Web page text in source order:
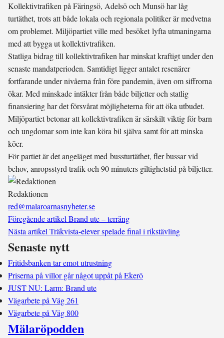
Kollektivtrafiken på Färingsö, Adelsö och Munsö har låg
turtäthet, trots att både lokala och regionala politiker är medvetna
om problemet. Miljöpartiet ville med besöket lyfta utmaningarna
med att bygga ut kollektivtrafiken.
Statliga bidrag till kollektivtrafiken har minskat kraftigt under den
senaste mandatperioden. Samtidigt ligger antalet resenärer
fortfarande under nivåerna från före pandemin, även om siffrorna
ökar. Med minskade intäkter från både biljetter och statlig
finansiering har det försvårat möjligheterna för att öka utbudet.
Miljöpartiet betonar att kollektivtrafiken är särskilt viktig för barn
och ungdomar som inte kan köra bil själva samt för att minska
köer.
För partiet är det angeläget med bussturtäthet, fler bussar vid
behov, anropsstyrd trafik och 90 minuters giltighetstid på biljetter.
Redaktionen
red@malaroarnasnyheter.se
Föregående artikel Brand ute – terräng
Nästa artikel Träkvista-elever spelade final i rikstävling
Senaste nytt
Fritidsbanken tar emot utrustning
Priserna på villor går något uppåt på Ekerö
JUST NU: Larm: Brand ute
Vägarbete på Väg 261
Vägarbete på Väg 800
Mälaröpodden